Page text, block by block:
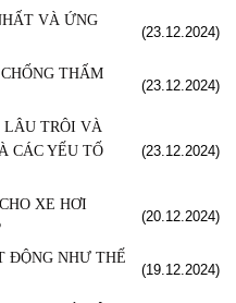
VÀ ỨNG
(23.12.2024)
THẤM
(23.12.2024)
LÂU TRÔI VÀ
CÁC YẾU TỐ
(23.12.2024)
XE HƠI
(20.12.2024)
ĐỘNG NHƯ THẾ
(19.12.2024)